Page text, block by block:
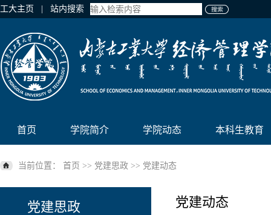
工大主页 | 站内搜索
首页 学院简介 学院动态 本科生教育
当前位置： 首页 >> 党建思政 >> 党建动态
党建思政 党建动态